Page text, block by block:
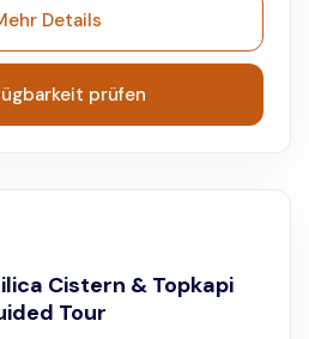
Details
prüfen
Cistern & Topkapi
Tour